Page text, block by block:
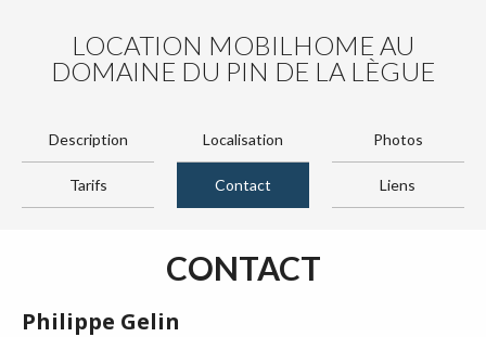
LOCATION MOBILHOME AU
DOMAINE DU PIN DE LA LÈGUE
Description Localisation Photos
Tarifs Contact Liens
CONTACT
Philippe Gelin